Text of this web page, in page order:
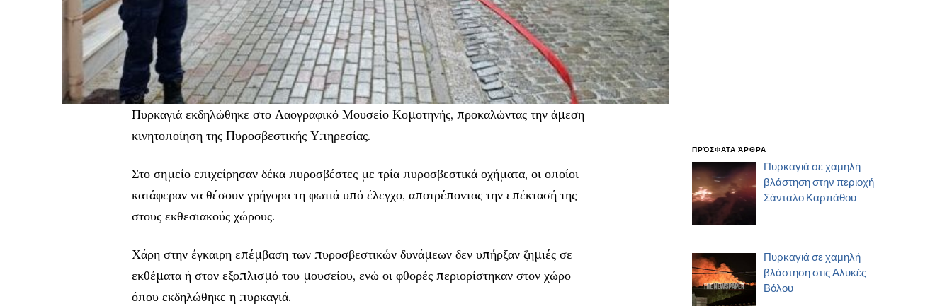
Πυρκαγιά εκδηλώθηκε στο Λαογραφικό Μουσείο Κομοτηνής, προκαλώντας την άμεση
κινητοποίηση της Πυροσβεστικής Υπηρεσίας.
Στο σημείο επιχείρησαν δέκα πυροσβέστες με τρία πυροσβεστικά οχήματα, οι οποίοι
κατάφεραν να θέσουν γρήγορα τη φωτιά υπό έλεγχο, αποτρέποντας την επέκτασή της
στους εκθεσιακούς χώρους.
Χάρη στην έγκαιρη επέμβαση των πυροσβεστικών δυνάμεων δεν υπήρξαν ζημιές σε
εκθέματα ή στον εξοπλισμό του μουσείου, ενώ οι φθορές περιορίστηκαν στον χώρο
όπου εκδηλώθηκε η πυρκαγιά.
ΠΡΌΣΦΑΤΑ ΆΡΘΡΑ
Πυρκαγιά σε χαμηλή
βλάστηση στην περιοχή
Σάνταλο Καρπάθου
Πυρκαγιά σε χαμηλή
βλάστηση στις Αλυκές
Βόλου